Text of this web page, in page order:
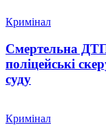
Кримінал
Смертельна
поліцейські
суду
Кримінал